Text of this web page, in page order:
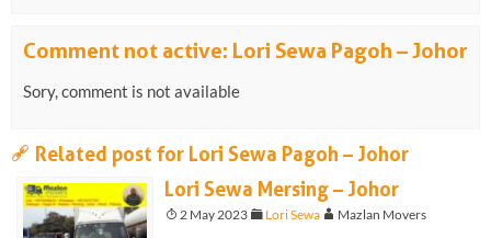
Comment not active: Lori Sewa Pagoh – Johor
Sory, comment is not available
a Related post for Lori Sewa Pagoh – Johor
Lori Sewa Mersing – Johor
T 2 May 2023 F Lori Sewa A Mazlan Movers